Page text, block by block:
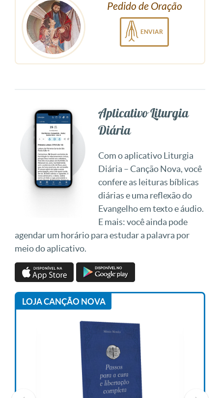
Pedido de Oração
ENVIAR
Aplicativo Liturgia
Diária
Com o aplicativo Liturgia
Diária – Canção Nova, você
confere as leituras bíblicas
diárias e uma reflexão do
Evangelho em texto e áudio.
E mais: você ainda pode
agendar um horário para estudar a palavra por
meio do aplicativo.
LOJA CANÇÃO NOVA